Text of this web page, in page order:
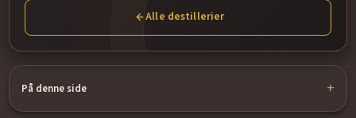
Alle destillerier
På denne side